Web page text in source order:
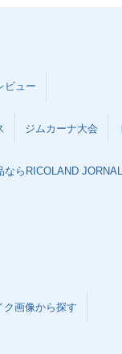
ビュー
ジムカーナ大会
ならRICOLAND JORNAL
ク画像から探す